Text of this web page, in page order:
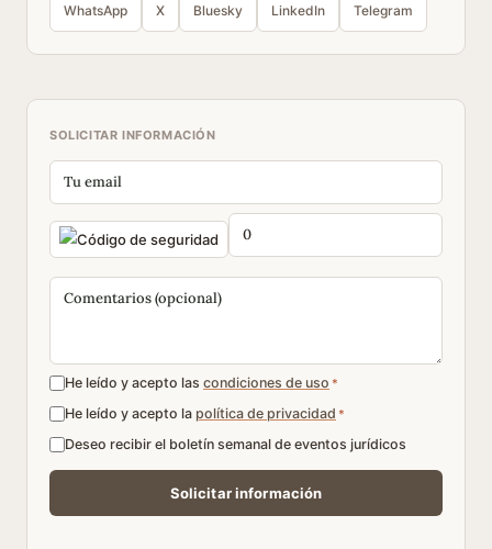
WhatsApp X Bluesky LinkedIn Telegram
SOLICITAR INFORMACIÓN
He leído y acepto las condiciones de uso *
He leído y acepto la política de privacidad *
Deseo recibir el boletín semanal de eventos jurídicos